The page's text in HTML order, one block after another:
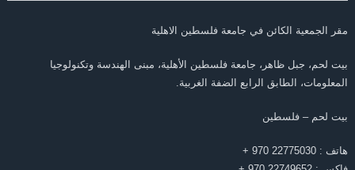
مقر الجمعية الكائن في جامعة فلسطين الاهلية
بيت لحم، جبل ظاهر، جامعة فلسطين الأهلية، مبنى الهندسة وتكنولوجيا
المعلومات، الطابق الرابع الضفة الغربية.
بيت لحم – فلسطين
هاتف : 22775030 970 +